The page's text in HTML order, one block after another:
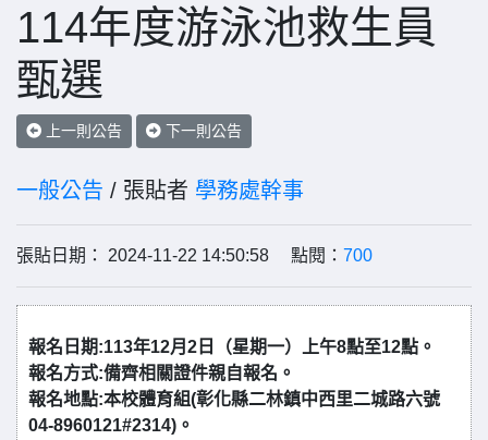
114年度游泳池救生員
甄選
上一則公告 下一則公告
一般公告 / 張貼者 學務處幹事
張貼日期： 2024-11-22 14:50:58 點閱： 700
報名日期:113年12月2日（星期一）上午8點至12點。
報名方式:備齊相關證件親自報名。
報名地點:本校體育組(彰化縣二林鎮中西里二城路六號
04-8960121#2314)。